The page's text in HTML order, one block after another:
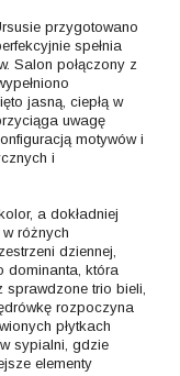
przygotowano
spełnia
Salon połączony z
jasną, ciepłą w
uwagę
motywów i
i
a dokładniej
różnych
dziennej,
dominanta, która
sprawdzone trio bieli,
rozpoczyna
płytkach
sypialni, gdzie
elementy